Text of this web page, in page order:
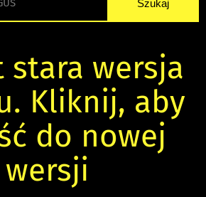
stara wersja
Kliknij, aby
do nowej
wersji